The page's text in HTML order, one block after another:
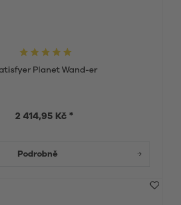
Planet Wand-er
2 414,95 Kč *
Podrobně